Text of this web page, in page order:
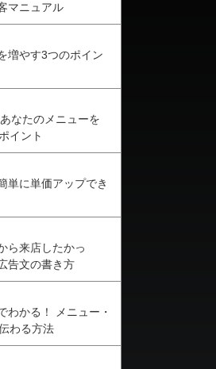
マニュアル
増やす3つのポイン
なたのメニューを
イント
単に単価アップでき
ら来店したかっ
告文の書き方
わかる！ メニュー・
わる方法